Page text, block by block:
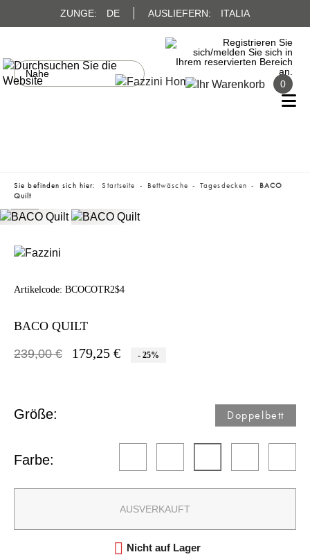
ZUNGE: DE AUSLIEFERN: ITALIA
0
Sie befinden sich hier: Startseite Bettwäsche Tagesdecken
BACO
Quilt
Artikelcode: BCOCOTR2$4
BACO QUILT
239,00 €
179,25 € - 25%
Größe: Doppelbett​
Farbe:
AUSVERKAUFT
 Nicht auf Lager